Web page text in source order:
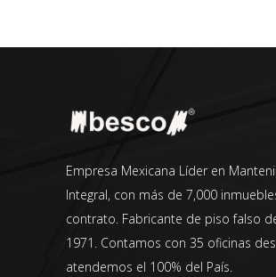
Empresa Mexicana Líder en
Integral, con más de 7,000
contrato. Fabricante de piso falso
1971. Contamos con 35 oficinas
atendemos el 100% del País.